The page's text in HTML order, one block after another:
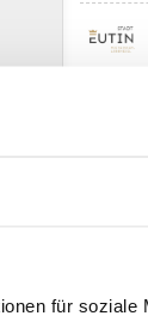
für soziale